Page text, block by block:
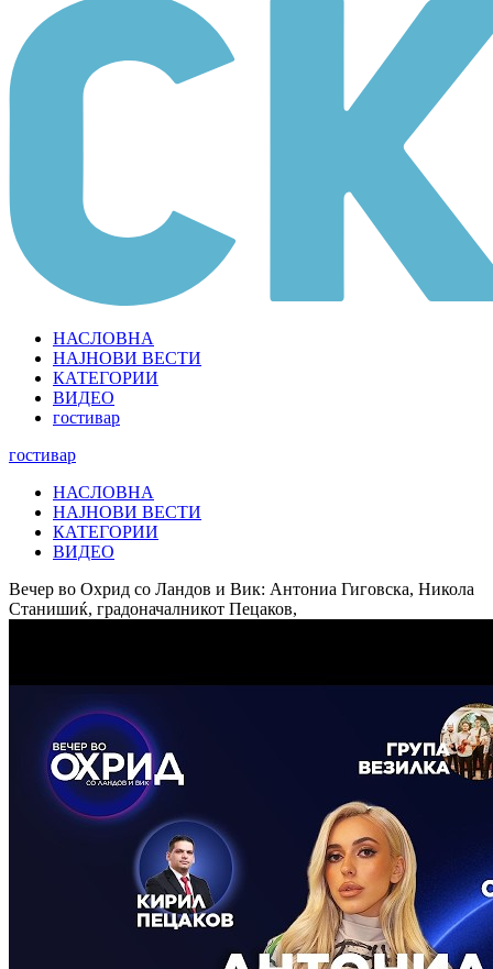
НАСЛОВНА
НАЈНОВИ ВЕСТИ
КАТЕГОРИИ
ВИДЕО
гостивар
гостивар
НАСЛОВНА
НАЈНОВИ ВЕСТИ
КАТЕГОРИИ
ВИДЕО
Вечер во Охрид со Ландов и Вик: Антониа Гиговска, Никола
Станишиќ, градоначалникот Пецаков,